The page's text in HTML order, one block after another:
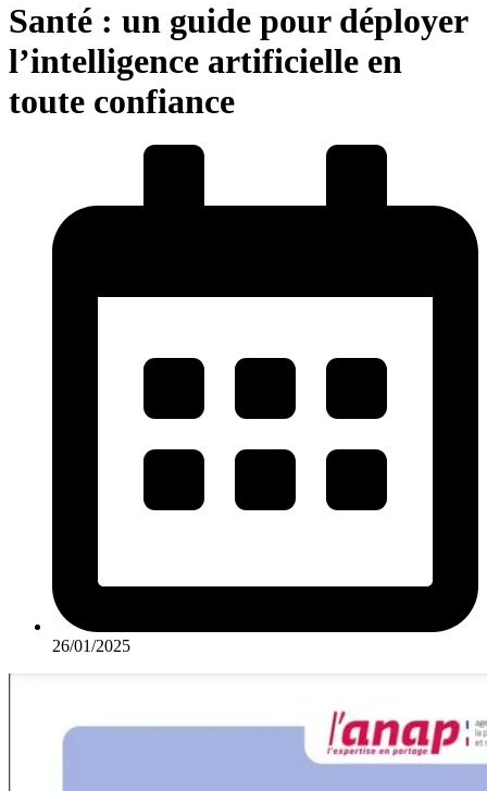
Santé : un guide pour déployer
l’intelligence artificielle en
toute confiance
26/01/2025